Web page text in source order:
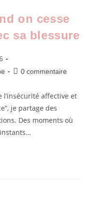
on cesse
sa blessure
0 commentaire
affective et
je partage des
Des moments où